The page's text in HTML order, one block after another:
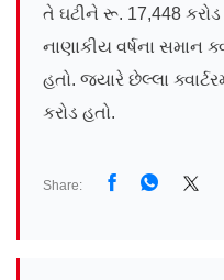
તે ઘટીને રૂ. 17,448
નાણાકીય વર્ષના સમાન
હતો. જ્યારે છેલ્લા
કરોડ હતો.
Share: